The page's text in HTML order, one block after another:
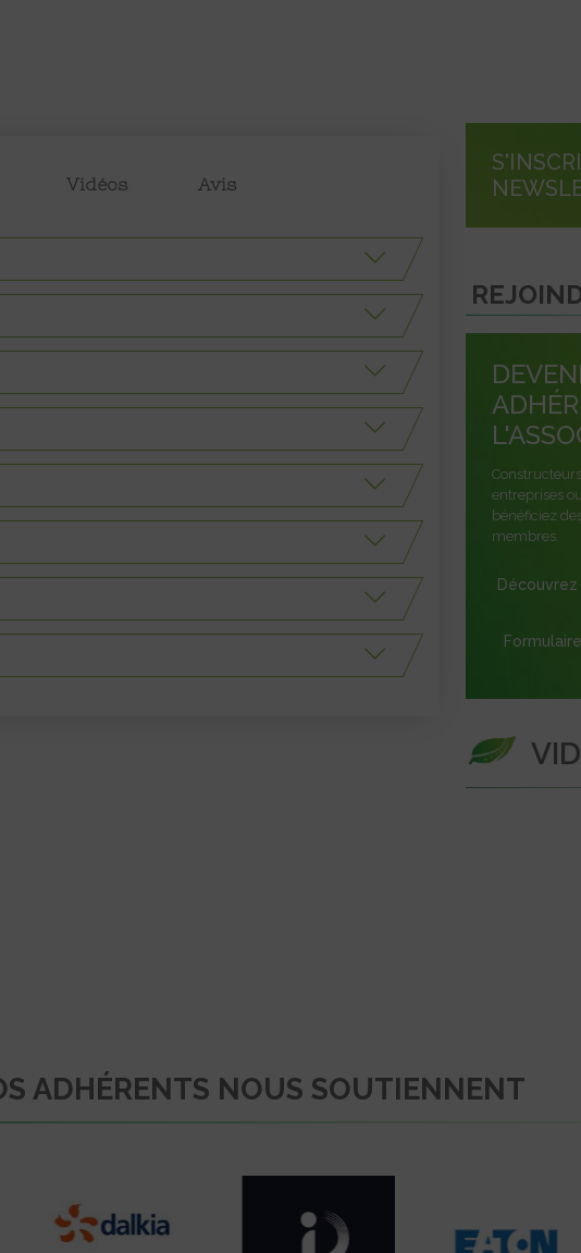
Vidéos Avis
entreprises
bénéficiez
membres.
Formulaire
ADHÉRENTS NOUS SOUTIENNENT